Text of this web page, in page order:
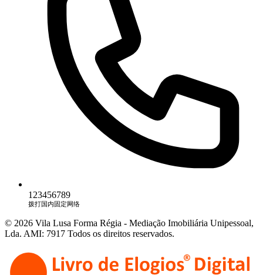
123456789
拨打国内固定网络
© 2026 Vila Lusa Forma Régia - Mediação Imobiliária Unipessoal,
Lda. AMI: 7917 Todos os direitos reservados.